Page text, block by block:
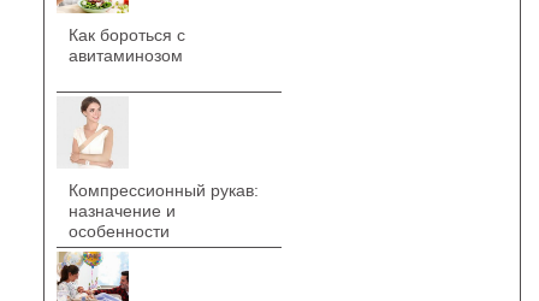
Как бороться с
авитаминозом
Компрессионный рукав:
назначение и
особенности